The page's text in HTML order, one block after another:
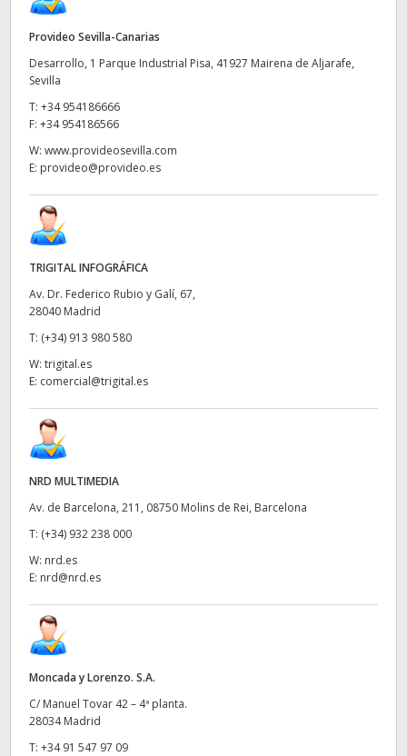
Provideo Sevilla-Canarias
Desarrollo, 1 Parque Industrial Pisa, 41927 Mairena de Aljarafe,
Sevilla
T: +34 954186666
F: +34 954186566
W: www.provideosevilla.com
E: provideo@provideo.es
TRIGITAL INFOGRÁFICA
Av. Dr. Federico Rubio y Galí, 67,
28040 Madrid
T: (+34) 913 980 580
W: trigital.es
E: comercial@trigital.es
NRD MULTIMEDIA
Av. de Barcelona, 211, 08750 Molins de Rei, Barcelona
T: (+34) 932 238 000
W: nrd.es
E: nrd@nrd.es
Moncada y Lorenzo. S.A.
C/ Manuel Tovar 42 – 4ª planta.
28034 Madrid
T: +34 91 547 97 09